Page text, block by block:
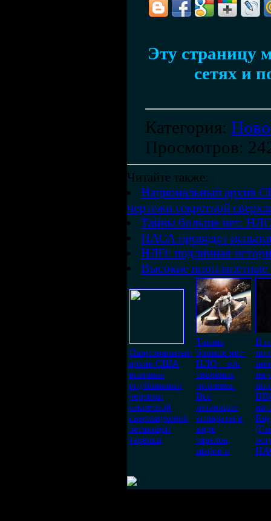
Эту страницу
сетях и
Категория:
Просмотров:
Читайте также:
Национальный архив
чертежи секретной
Тайны больше нет: НЛО
НАСА проведет
НЛО: подлинная
Высокие инопланетные
Национальный
архив США
впервые
опубликовал
чертежи
секретной
сверхзвуковой
летающей
тарелки,
Тайны
больше нет:
НЛО – это
творение
человека.
Все
летающие
аппараты в
виде
тарелок,
шаров и
В
на
на